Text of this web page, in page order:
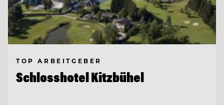
TOP ARBEITGEBER
Schlosshotel Kitzbühel